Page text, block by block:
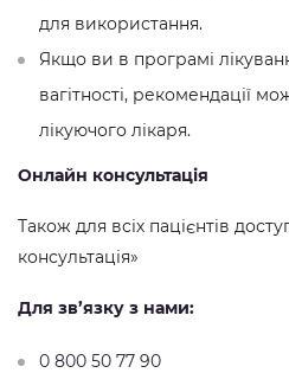
для використання.
Якщо ви в програмі
вагітності, рекомендації
лікуючого лікаря.
Онлайн консультація
Також для всіх пацієнтів
консультація»
Для зв’язку з нами:
0 800 50 77 90